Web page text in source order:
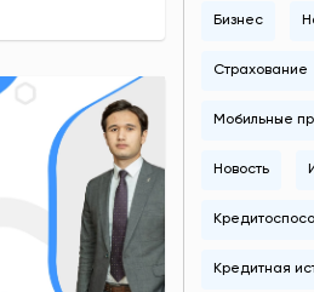
Бизнес
Страхование
Мобильные
Новость
Кредитная